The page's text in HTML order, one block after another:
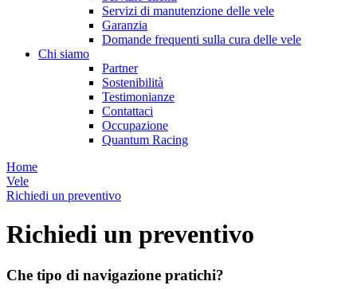
Servizi di manutenzione delle vele
Garanzia
Domande frequenti sulla cura delle vele
Chi siamo
Partner
Sostenibilità
Testimonianze
Contattaci
Occupazione
Quantum Racing
Home
Vele
Richiedi un preventivo
Richiedi un preventivo
Che tipo di navigazione pratichi?